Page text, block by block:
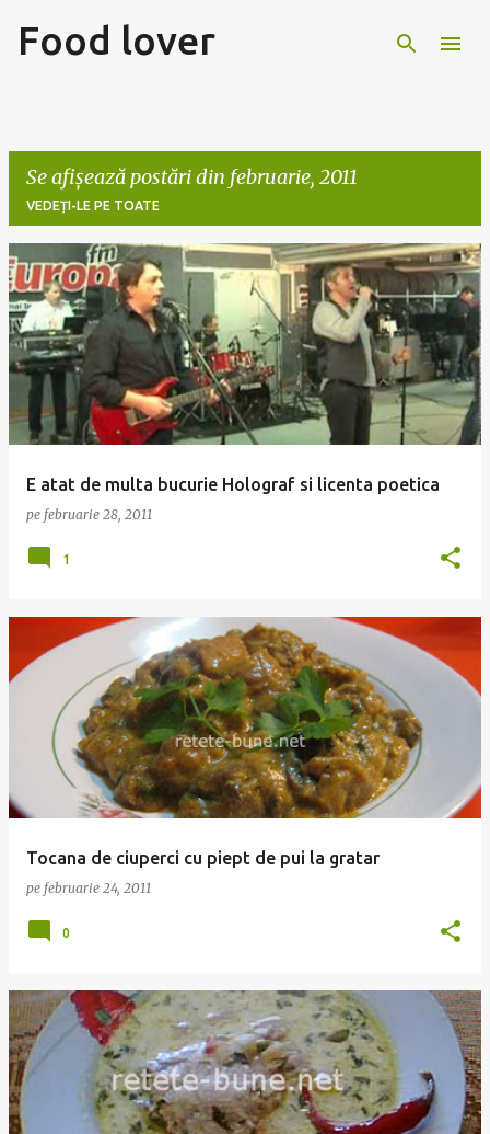
Food lover
Se afișează postări din februarie, 2011
VEDEȚI-LE PE TOATE
P
o
s
t
r
E atat de multa bucurie Holograf si licenta poetica
pe februarie 28, 2011
1
Tocana de ciuperci cu piept de pui la gratar
pe februarie 24, 2011
0